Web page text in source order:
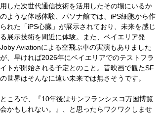
用した次世代通信技術を活用したその場にいるか
のような体感体験、パソナ館では、iPS細胞から作
られた「iPS心臓」が展示されており、未来を感じ
る展示技術を間近に体験。また、ベイエリア発
Joby Aviationによる空飛ぶ車の実演もありました
が、早ければ2026年にベイエリアでのテストフラ
イトが開始される予定とのこと。昔映画で観たSF
の世界はそんなに遠い未来では無さそうです。
ところで、『10年後はサンフランシスコ万国博覧
会かもしれない。』、と思ったらワクワクしませ